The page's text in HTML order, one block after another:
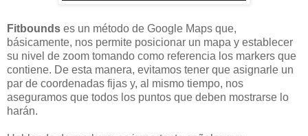
Fitbounds es un método de Google Maps que,
básicamente, nos permite posicionar un mapa y establecer
su nivel de zoom tomando como referencia los markers que
contiene. De esta manera, evitamos tener que asignarle un
par de coordenadas fijas y, al mismo tiempo, nos
aseguramos que todos los puntos que deben mostrarse lo
harán.